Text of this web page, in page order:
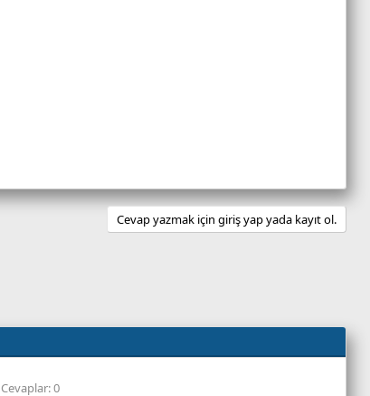
Cevap yazmak için giriş yap yada kayıt ol.
Cevaplar: 0